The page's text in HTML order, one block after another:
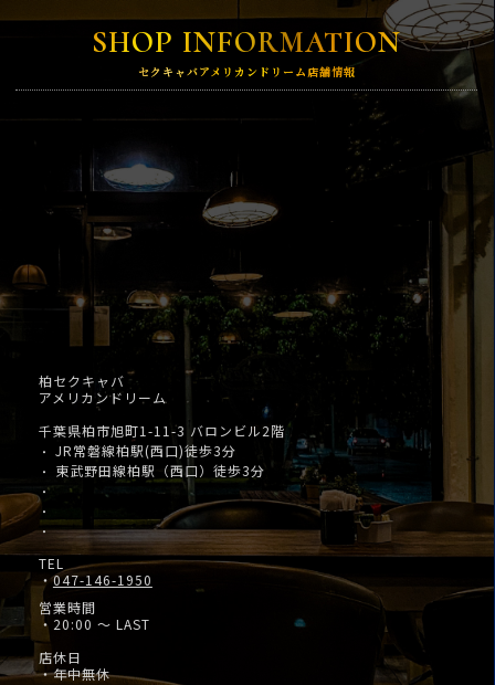
SHOP INFORMATION
セクキャバアメリカンドリーム店舗情報
柏セクキャバ
アメリカンドリーム
千葉県柏市旭町1-11-3 バロンビル2階
・ JR常磐線柏駅(西口)徒歩3分
・ 東武野田線柏駅（西口）徒歩3分
・
・
・
TEL
・047-146-1950
営業時間
・20:00 ～ LAST
店休日
・年中無休